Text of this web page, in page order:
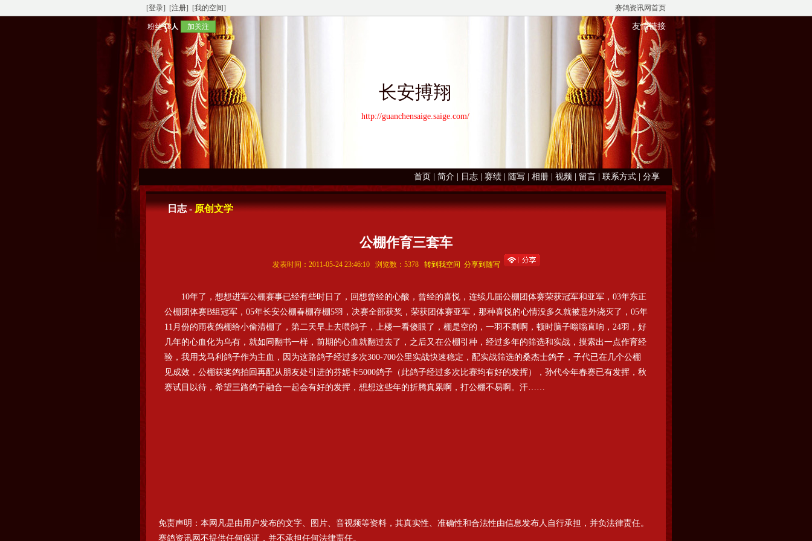
[登录] [注册] [我的空间] 赛鸽资讯网首页
粉丝18人 加关注 友情链接
长安搏翔
http://guanchensaige.saige.com/
首页 简介 日志 赛绩 随写 相册 视频 留言 联系方式 分享
日志 -原创文学
公棚作育三套车
发表时间：2011-05-24 23:46:10 浏览数：5378 转到我空间 分享到随写
10年了，想想进军公棚赛事已经有些时日了，回想曾经的心酸，曾经的喜悦，连续几届公棚团体赛荣获冠军和亚军，03年东正
公棚团体赛B组冠军，05年长安公棚春棚存棚5羽，决赛全部获奖，荣获团体赛亚军，那种喜悦的心情没多久就被意外浇灭了，05年
11月份的雨夜鸽棚给小偷清棚了，第二天早上去喂鸽子，上楼一看傻眼了，棚是空的，一羽不剩啊，顿时脑子嗡嗡直响，24羽，好
几年的心血化为乌有，就如同翻书一样，前期的心血就翻过去了，之后又在公棚引种，经过多年的筛选和实战，摸索出一点作育经
验，我用戈马利鸽子作为主血，因为这路鸽子经过多次300-700公里实战快速稳定，配实战筛选的桑杰士鸽子，子代已在几个公棚
见成效，公棚获奖鸽拍回再配从朋友处引进的芬妮卡5000鸽子（此鸽子经过多次比赛均有好的发挥），孙代今年春赛已有发挥，秋
赛试目以待，希望三路鸽子融合一起会有好的发挥，想想这些年的折腾真累啊，打公棚不易啊。汗……
免责声明：本网凡是由用户发布的文字、图片、音视频等资料，其真实性、准确性和合法性由信息发布人自行承担，并负法律责任。
赛鸽资讯网不提供任何保证，并不承担任何法律责任。